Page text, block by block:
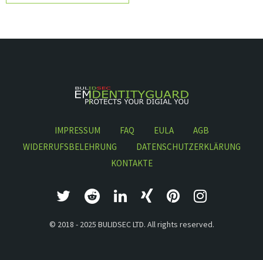
IMPRESSUM FAQ EULA
AGB
WIDERRUFSBELEHRUNG
DATENSCHUTZERKLÄRUNG
KONTAKTE
© 2018 - 2025 BULIDSEC LTD. All rights reserved.